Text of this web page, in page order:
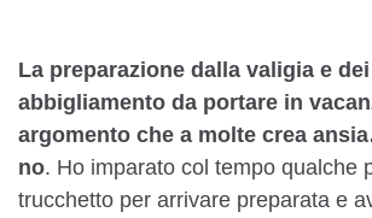
La preparazione dalla valigia e
abbigliamento da portare in
argomento che a molte crea
no. Ho imparato col tempo qualche
trucchetto per arrivare preparata e